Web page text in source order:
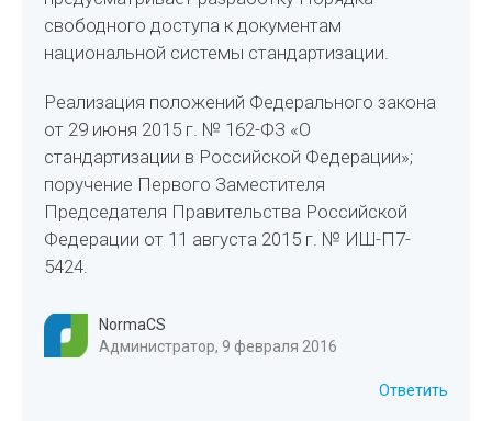
свободного доступа к документам
национальной системы стандартизации.
Реализация положений Федерального закона
от 29 июня 2015 г. № 162-ФЗ «О
стандартизации в Российской Федерации»;
поручение Первого Заместителя
Председателя Правительства Российской
Федерации от 11 августа 2015 г. № ИШ-П7-
5424.
NormaCS
Администратор, 9 февраля 2016
Ответить